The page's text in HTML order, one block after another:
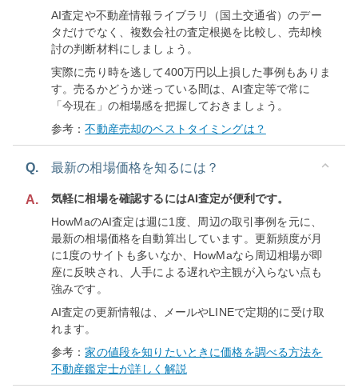
AI査定や不動産情報ライブラリ（国土交通省）のデー
タだけでなく、複数会社の査定根拠を比較し、売却検
討の判断材料にしましょう。
実際に売り時を逃して400万円以上損した事例もありま
す。売るかどうか迷っている間は、AI査定等で常に
「今現在」の相場感を把握しておきましょう。
参考：不動産売却のベストタイミングは？
Q. 最新の相場価格を知るには？
A.
気軽に相場を確認するにはAI査定が便利です。
HowMaのAI査定は週に1度、周辺の取引事例を元に、
最新の相場価格を自動算出しています。更新頻度が月
に1度のサイトも多いなか、HowMaなら周辺相場が即
座に反映され、人手による遅れや主観が入らない点も
強みです。
AI査定の更新情報は、メールやLINEで定期的に受け取
れます。
参考：家の値段を知りたいときに価格を調べる方法を
不動産鑑定士が詳しく解説